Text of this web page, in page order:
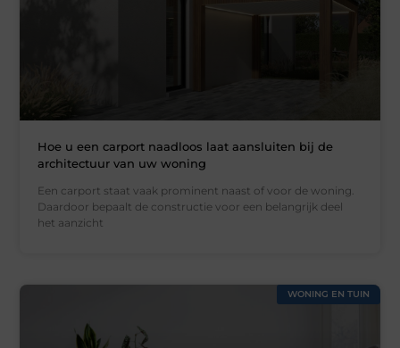
Hoe u een carport naadloos laat aansluiten bij de
architectuur van uw woning
Een carport staat vaak prominent naast of voor de woning.
Daardoor bepaalt de constructie voor een belangrijk deel
het aanzicht
WONING EN TUIN